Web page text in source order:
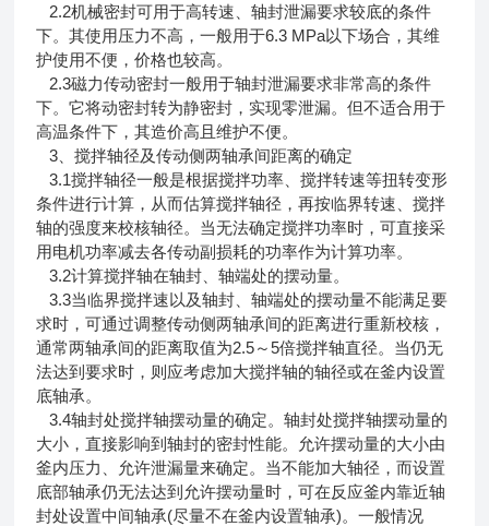
2.2机械密封可用于高转速、轴封泄漏要求较底的条件
下。其使用压力不高，一般用于6.3 MPa以下场合，其维
护使用不便，价格也较高。
2.3磁力传动密封一般用于轴封泄漏要求非常高的条件
下。它将动密封转为静密封，实现零泄漏。但不适合用于
高温条件下，其造价高且维护不便。
3、搅拌轴径及传动侧两轴承间距离的确定
3.1搅拌轴径一般是根据搅拌功率、搅拌转速等扭转变形
条件进行计算，从而估算搅拌轴径，再按临界转速、搅拌
轴的强度来校核轴径。当无法确定搅拌功率时，可直接采
用电机功率减去各传动副损耗的功率作为计算功率。
3.2计算搅拌轴在轴封、轴端处的摆动量。
3.3当临界搅拌速以及轴封、轴端处的摆动量不能满足要
求时，可通过调整传动侧两轴承间的距离进行重新校核，
通常两轴承间的距离取值为2.5～5倍搅拌轴直径。当仍无
法达到要求时，则应考虑加大搅拌轴的轴径或在釜内设置
底轴承。
3.4轴封处搅拌轴摆动量的确定。轴封处搅拌轴摆动量的
大小，直接影响到轴封的密封性能。允许摆动量的大小由
釜内压力、允许泄漏量来确定。当不能加大轴径，而设置
底部轴承仍无法达到允许摆动量时，可在反应釜内靠近轴
封处设置中间轴承(尽量不在釜内设置轴承)。一般情况